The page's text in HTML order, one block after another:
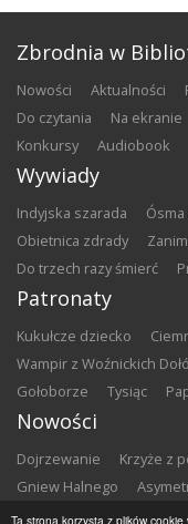
Ta strona korzysta z plików cookie
Zbrodnia w
nowości aktualności
do czytania
na ekranie
konkursy
audiobook
Wywiady
Indyjska szarada
Obietnica zdrady
Do trzech razy śmierć
Patronaty
Kukułcze dziecko
Wampir z Woźnickich
Gołoborze
Tysiąc
Nowości
Dojrzewanie Krzyże z
Gniew Halnego
Dowody zbrodni